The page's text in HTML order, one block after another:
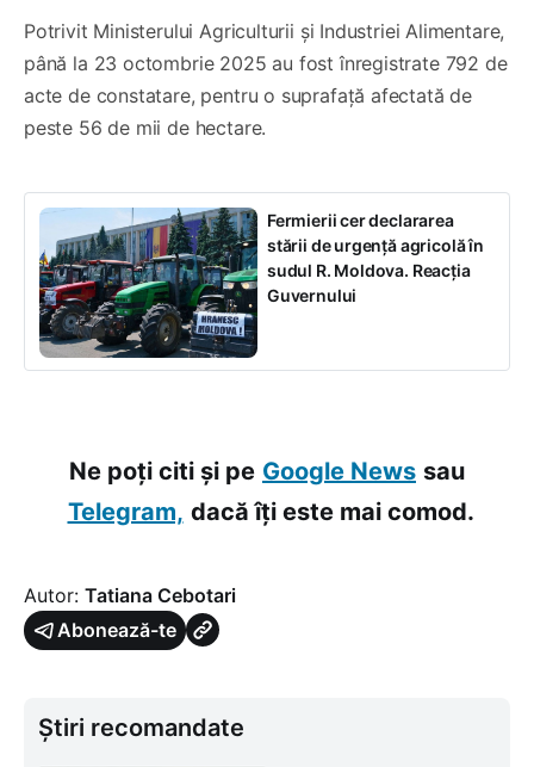
Potrivit Ministerului Agriculturii și Industriei Alimentare,
până la 23 octombrie 2025 au fost înregistrate 792 de
acte de constatare, pentru o suprafață afectată de
peste 56 de mii de hectare.
Fermierii cer declararea
stării de urgență agricolă în
sudul R. Moldova. Reacția
Guvernului
Ne poți citi și pe Google News sau
Telegram, dacă îți este mai comod.
Autor: Tatiana Cebotari
Abonează-te
Știri recomandate